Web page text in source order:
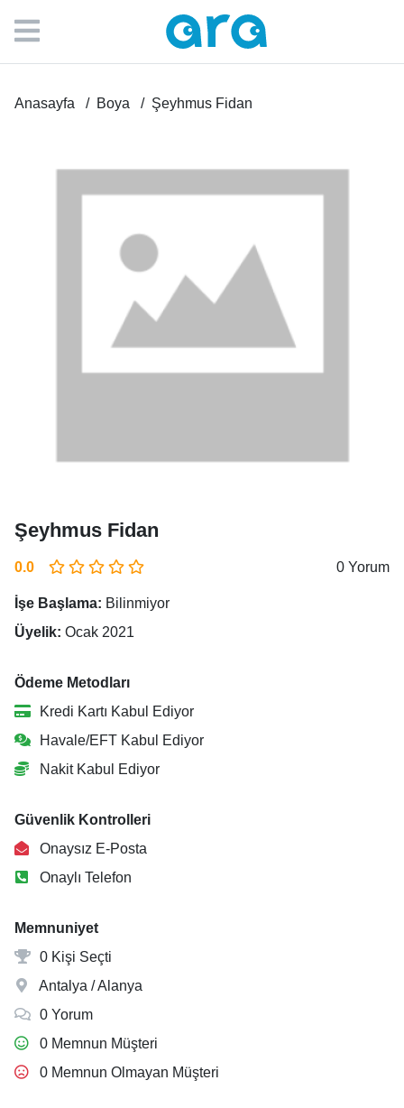
Anasayfa Boya Şeyhmus Fidan
Şeyhmus Fidan
0.0 0 Yorum
İşe Başlama: Bilinmiyor
Üyelik: Ocak 2021
Ödeme Metodları
Kredi Kartı Kabul Ediyor
Havale/EFT Kabul Ediyor
Nakit Kabul Ediyor
Güvenlik Kontrolleri
Onaysız E-Posta
Onaylı Telefon
Memnuniyet
0 Kişi Seçti
Antalya / Alanya
0 Yorum
0 Memnun Müşteri
0 Memnun Olmayan Müşteri